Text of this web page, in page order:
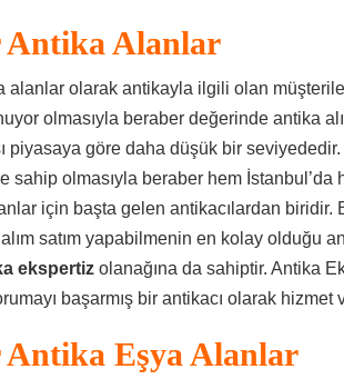
Antika Alanlar
alanlar olarak antikayla ilgili olan
olmasıyla beraber değerinde antika
piyasaya göre daha düşük bir seviyededir.
sahip olmasıyla beraber hem İstanbul’da
için başta gelen antikacılardan
satım yapabilmenin en kolay olduğu
ekspertiz olanağına da sahiptir. Antika
başarmış bir antikacı olarak hizmet
Antika Eşya Alanlar